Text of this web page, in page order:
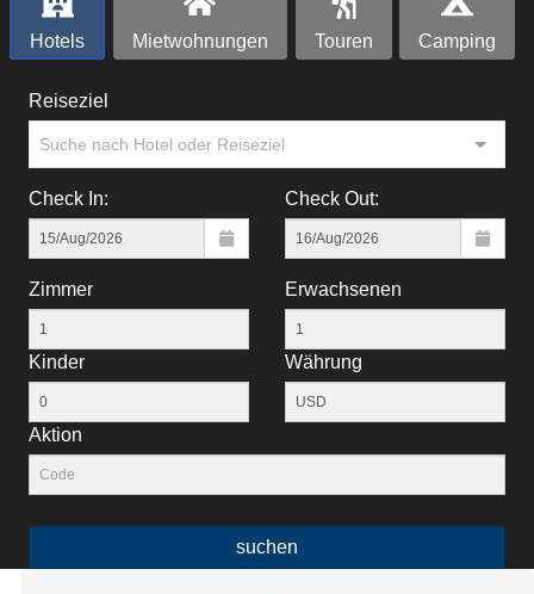
Hotels Mietwohnungen Touren Camping
Reiseziel
Suche nach Hotel oder Reiseziel
Check In: Check Out:
Zimmer Erwachsenen
Kinder Währung
Aktion
suchen